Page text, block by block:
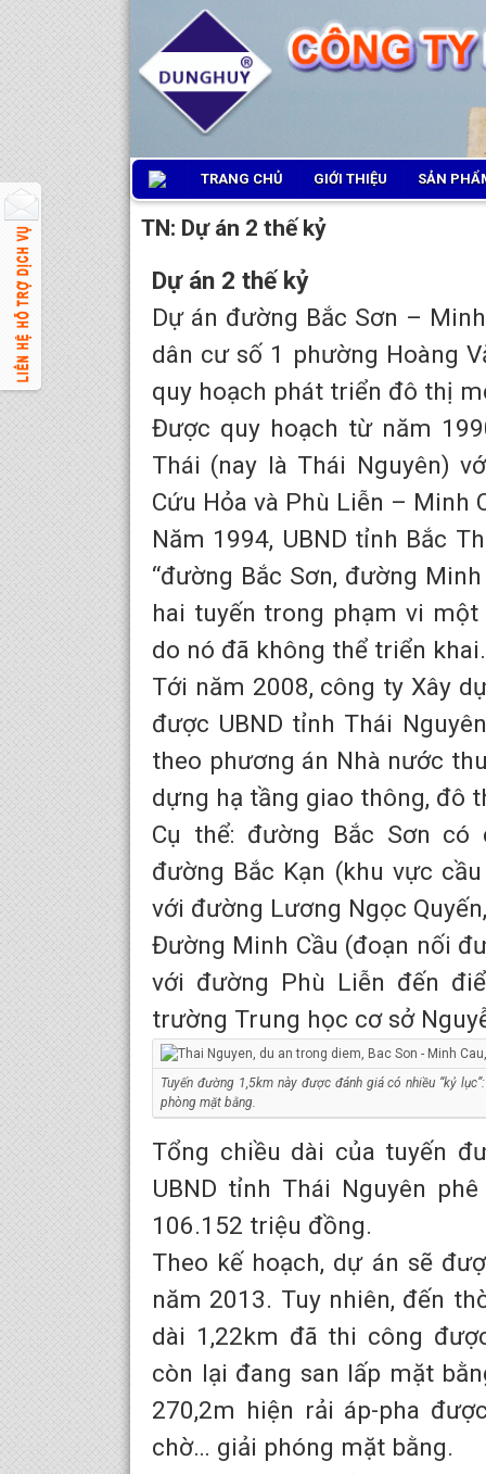
TRANG CHỦ GIỚI THIỆU SẢN
TN: Dự án 2 thế kỷ
Dự án 2 thế kỷ
Dự án đường Bắc Sơn –
dân cư số 1 phường Hoàng
quy hoạch phát triển đô thị
Được quy hoạch từ năm
Thái (nay là Thái Nguyên)
Cứu Hỏa và Phù Liễn – Minh
Năm 1994, UBND tỉnh Bắc
“đường Bắc Sơn, đường
hai tuyến trong phạm vi một
do nó đã không thể triển khai.
Tới năm 2008, công ty Xây
được UBND tỉnh Thái
theo phương án Nhà nước
dựng hạ tầng giao thông, đô
Cụ thể: đường Bắc Sơn
đường Bắc Kạn (khu vực
với đường Lương Ngọc
Đường Minh Cầu (đoạn nối
với đường Phù Liễn đến
trường Trung học cơ sở
Tuyến đường 1,5km này được đánh giá có nhiều “kỷ
phòng mặt bằng.
Tổng chiều dài của tuyến
UBND tỉnh Thái Nguyên
106.152 triệu đồng.
Theo kế hoạch, dự án sẽ
năm 2013. Tuy nhiên, đến
dài 1,22km đã thi công
còn lại đang san lấp mặt
270,2m hiện rải áp-pha
chờ… giải phóng mặt bằng.